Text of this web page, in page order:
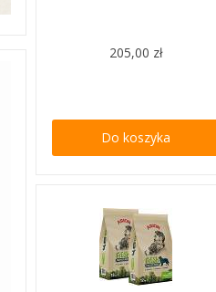
205,00 zł
Do koszyka